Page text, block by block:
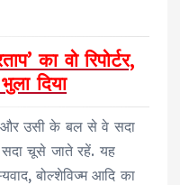
का वो रिपोर्टर,
दिया
और उसी के बल से वे सदा
चूसे जाते रहें. यह
बोल्‍शेविज्म आदि का